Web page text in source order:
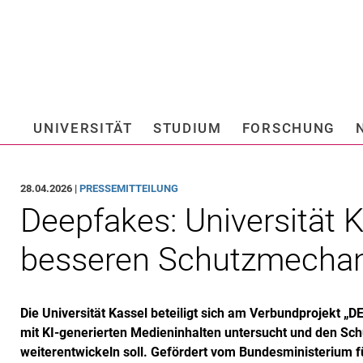
Springe direkt zu:
UNIVERSITÄT STUDIUM FORSCHUNG
28.04.2026 |PRESSEMITTEILUNG
Deepfakes: Universität
besseren
Die Universität Kassel beteiligt sich am Verbundprojekt
mit KI-generierten Medieninhalten untersucht und den
weiterentwickeln soll. Gefördert vom Bundesministerium